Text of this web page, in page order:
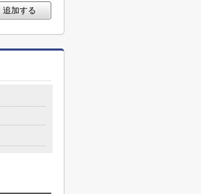
追加する